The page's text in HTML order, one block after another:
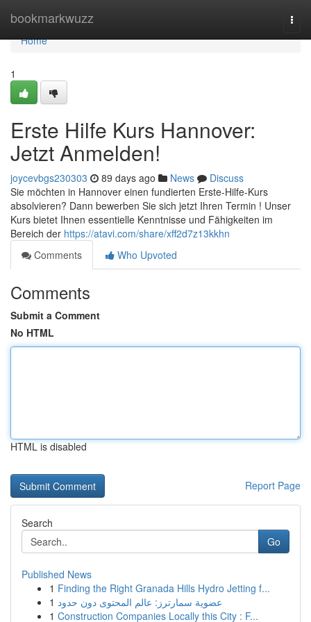
bookmarkwuzz
Home
Home
1
Erste Hilfe Kurs Hannover:
Jetzt Anmelden!
joycevbgs230303 89 days ago News
Discuss
Sie möchten in Hannover einen fundierten Erste-Hilfe-Kurs
absolvieren? Dann bewerben Sie sich jetzt Ihren Termin ! Unser
Kurs bietet Ihnen essentielle Kenntnisse und Fähigkeiten im
Bereich der https://atavi.com/share/xff2d7z13kkhn
Comments
Who Upvoted
Comments
Submit a Comment
No HTML
HTML is disabled
Report Page
Search
Go
Published News
1 Finding the Right Granada Hills Hydro Jetting f...
1 عضوية سمارترز: عالم المحتوى دون حدود
1 Construction Companies Locally this City : F...